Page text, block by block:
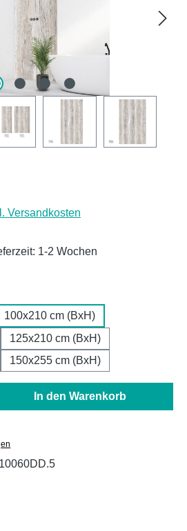
Versandkosten
1-2 Wochen
100x210 cm (BxH)
125x210 cm (BxH)
150x255 cm (BxH)
Gib den gewünschten
In den Warenkorb